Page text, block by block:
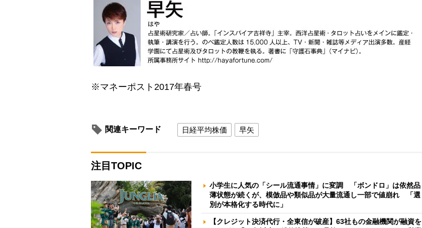
※マネーポスト2017年春号
関連キーワード 日経平均株価 早矢
注目TOPIC
小学生に人気の「シール流通事情」に変調 「ボンドロ」は依然品
薄状態が続くが、模倣品や類似品が大量流通し一部で値崩れ 「選
別が本格化する時代に」
【クレジット決済代行・全東信が破産】63社もの金融機関が融資を